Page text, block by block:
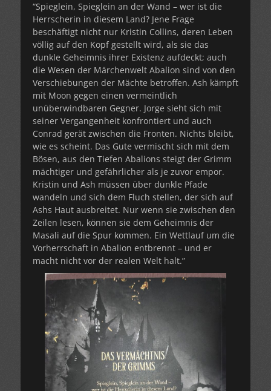
“Spieglein, Spieglein an der Wand – wer ist die
Herrscherin in diesem Land? Jene Frage
beschäftigt nicht nur Kristin Collins, deren Leben
völlig auf den Kopf gestellt wird, als sie das
dunkle Geheimnis ihrer Existenz aufdeckt; auch
die Wesen der Märchenwelt Abalion sind von den
Verschiebungen der Mächte betroffen. Ash kämpft
mit Moon gegen einen vermeintlich
unüberwindbaren Gegner. Jorge sieht sich mit
seiner Vergangenheit konfrontiert und auch
Conrad gerät zwischen die Fronten. Nichts bleibt,
wie es scheint. Das Gute vermischt sich mit dem
Bösen, aus den Tiefen Abalions steigt der Grimm
mächtiger und gefährlicher als je zuvor empor.
Kristin und Ash müssen über dunkle Pfade
wandeln und sich dem Fluch stellen, der sich auf
Ashs Haut ausbreitet. Nur wenn sie zwischen den
Zeilen lesen, können sie dem Geheimnis der
Masali auf die Spur kommen. Ein Wettlauf um die
Vorherrschaft in Abalion entbrennt – und er
macht nicht vor der realen Welt halt.”